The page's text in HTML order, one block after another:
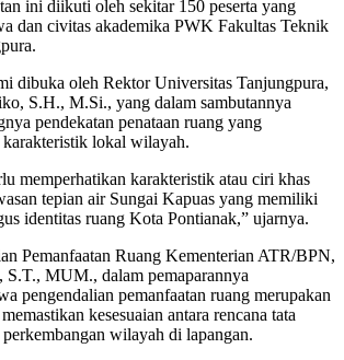
ini diikuti oleh sekitar 150 peserta yang
dan civitas akademika PWK Fakultas Teknik
dibuka oleh Rektor Universitas Tanjungpura,
S.H., M.Si., yang dalam sambutannya
pendekatan penataan ruang yang
lokal wilayah.
memperhatikan karakteristik atau ciri khas
tepian air Sungai Kapuas yang memiliki
identitas ruang Kota Pontianak,” ujarnya.
Pemanfaatan Ruang Kementerian ATR/BPN,
S.T., MUM., dalam pemaparannya
pengendalian pemanfaatan ruang merupakan
kesesuaian antara rencana tata
wilayah di lapangan.